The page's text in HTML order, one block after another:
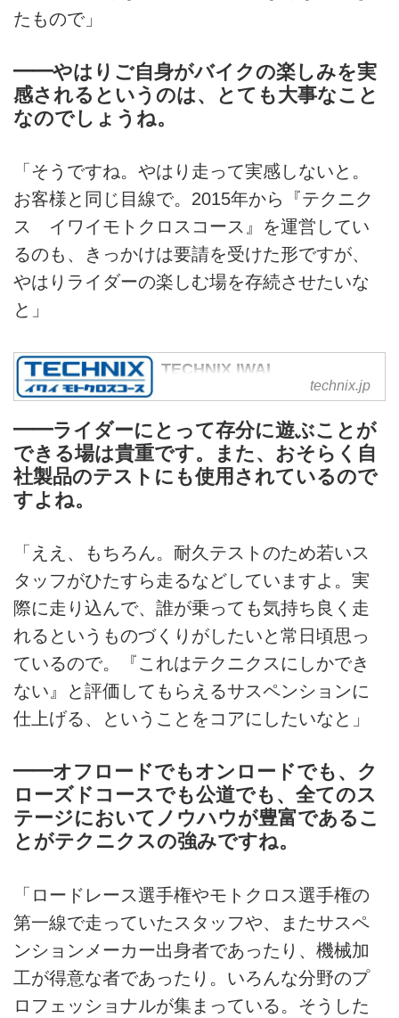
たもので」
━━やはりご自身がバイクの楽しみを実
感されるというのは、とても大事なこと
なのでしょうね。
「そうですね。やはり走って実感しないと。
お客様と同じ目線で。2015年から『テクニク
ス イワイモトクロスコース』を運営してい
るのも、きっかけは要請を受けた形ですが、
やはりライダーの楽しむ場を存続させたいな
と」
TECHNIX IWAI
MOTOCROSS COURSE -
千葉県、埼玉県との県境にほど近
い茨城県坂東市にあるTECHNIX
イワイモトクロスコース立地的に
級者レベルのモトクロスの練
習、...
technix.jp
━━ライダーにとって存分に遊ぶことが
できる場は貴重です。また、おそらく自
社製品のテストにも使用されているので
すよね。
「ええ、もちろん。耐久テストのため若いス
タッフがひたすら走るなどしていますよ。実
際に走り込んで、誰が乗っても気持ち良く走
れるというものづくりがしたいと常日頃思っ
ているので。『これはテクニクスにしかでき
ない』と評価してもらえるサスペンションに
仕上げる、ということをコアにしたいなと」
━━オフロードでもオンロードでも、ク
ローズドコースでも公道でも、全てのス
テージにおいてノウハウが豊富であるこ
とがテクニクスの強みですね。
「ロードレース選手権やモトクロス選手権の
第一線で走っていたスタッフや、またサスペ
ンションメーカー出身者であったり、機械加
工が得意な者であったり。いろんな分野のプ
ロフェッショナルが集まっている。そうした